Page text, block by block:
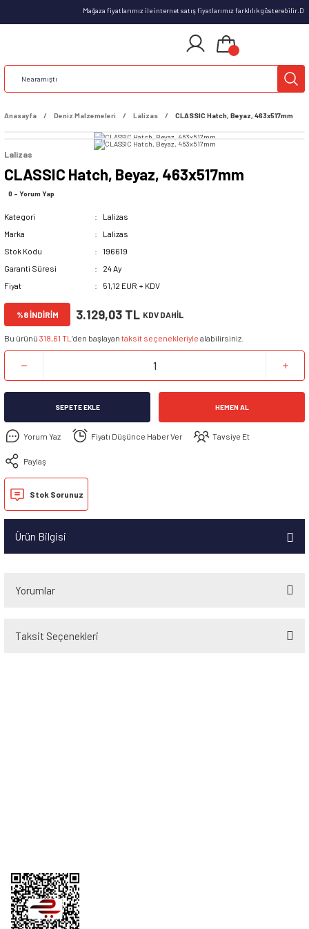
Mağaza fiyatlarımız ile internet satış fiyatlarımız farklılık
Anasayfa Deniz Malzemeleri Lalizas CLASSIC Hatch, Beyaz, 463x517mm
Lalizas
CLASSIC Hatch, Beyaz, 463x517mm
0 - Yorum Yap
Kategori
Lalizas
Marka
Lalizas
Stok Kodu
196619
Garanti Süresi
24 Ay
Fiyat
51,12 EUR + KDV
%8 İNDİRİM 3.129,03 TL KDV DAHİL
Bu ürünü 318,61 TL ’den başlayan taksit seçenekleriyle alabilirsiniz.
SEPETE EKLE HEMEN AL
Yorum Yaz Fiyatı Düşünce Haber Ver Tavsiye Et
Paylaş
Stok Sorunuz
Ürün Bilgisi
Yorumlar
Taksit Seçenekleri